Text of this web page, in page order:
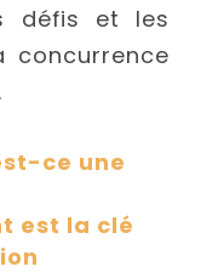
défis et les
concurrence
ce une
est la clé